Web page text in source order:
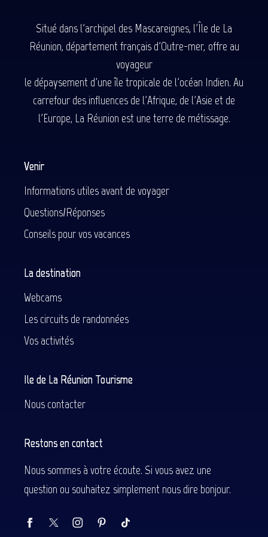
Situé dans l'archipel des Mascareignes, l'Île de La
Réunion, département français d'Outre-mer, offre au
voyageur
le dépaysement d'une île tropicale de l'océan Indien. Au
carrefour des influences de l'Afrique, de l'Asie et de
l'Europe, La Réunion est une terre de métissage.
Venir
Informations utiles avant de voyager
Questions/Réponses
Conseils pour vos vacances
La destination
Webcams
Les circuits de randonnées
Vos activités
Ile de La Réunion Tourisme
Nous contacter
Restons en contact
Nous sommes à votre écoute. Si vous avez une
question ou souhaitez simplement nous dire bonjour.